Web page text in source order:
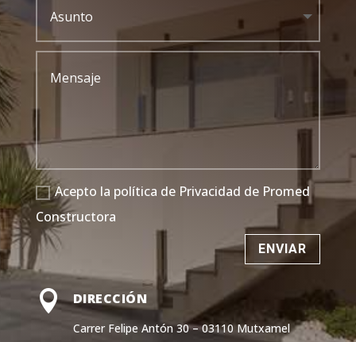
Acepto la política de Privacidad de Promed
Constructora
ENVIAR
 DIRECCIÓN
Carrer Felipe Antón 30 – 03110 Mutxamel